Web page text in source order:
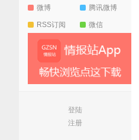
微博 腾讯微博
RSS订阅 微信
登陆
注册